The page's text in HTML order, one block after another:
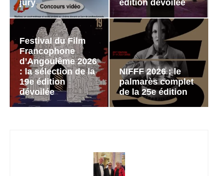
jury édition dévoilée
Festival du Film
Francophone
d’Angoulême 2026
: la sélection de la
19e édition
dévoilée
NIFFF 2026 : le
palmarès complet
de la 25e édition